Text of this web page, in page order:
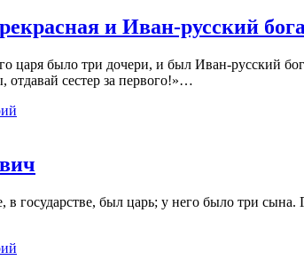
и Иван-русский
царя было три дочери, и был Иван-русский
отдавай сестер за первого!»…
в государстве, был царь; у него было три